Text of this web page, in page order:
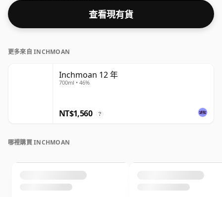
查看現有貨
更多來自 INCHMOAN
Inchmoan 12 年
700ml • 46%
NT$1,560 ?
哪裡購買 INCHMOAN